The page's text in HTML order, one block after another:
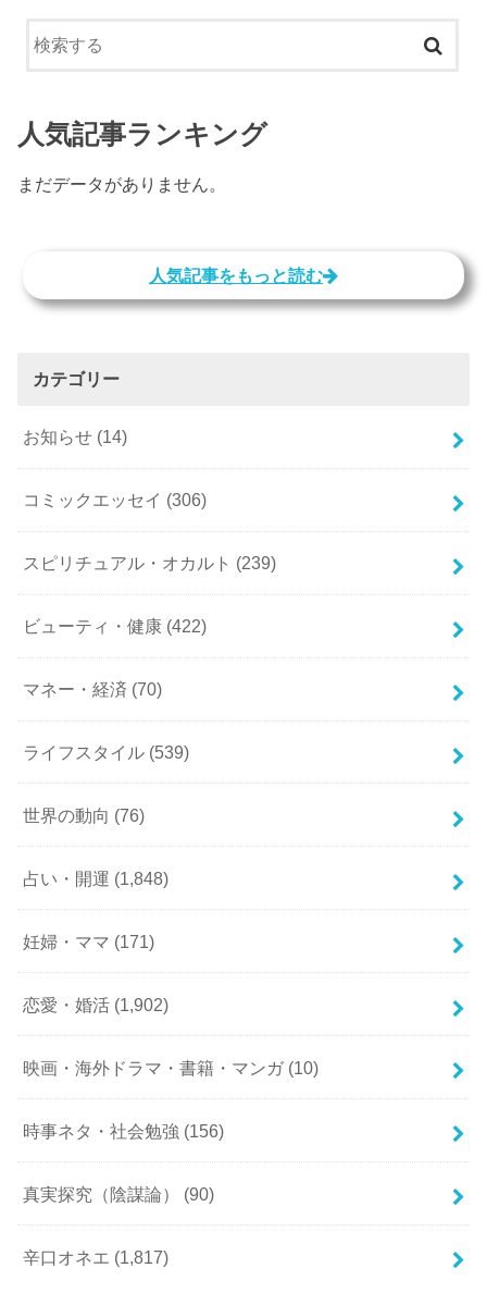
人気記事ランキング
まだデータがありません。
人気記事をもっと読む
カテゴリー
お知らせ (14)
コミックエッセイ (306)
スピリチュアル・オカルト (239)
ビューティ・健康 (422)
マネー・経済 (70)
ライフスタイル (539)
世界の動向 (76)
占い・開運 (1,848)
妊婦・ママ (171)
恋愛・婚活 (1,902)
映画・海外ドラマ・書籍・マンガ (10)
時事ネタ・社会勉強 (156)
真実探究（陰謀論） (90)
辛口オネエ (1,817)